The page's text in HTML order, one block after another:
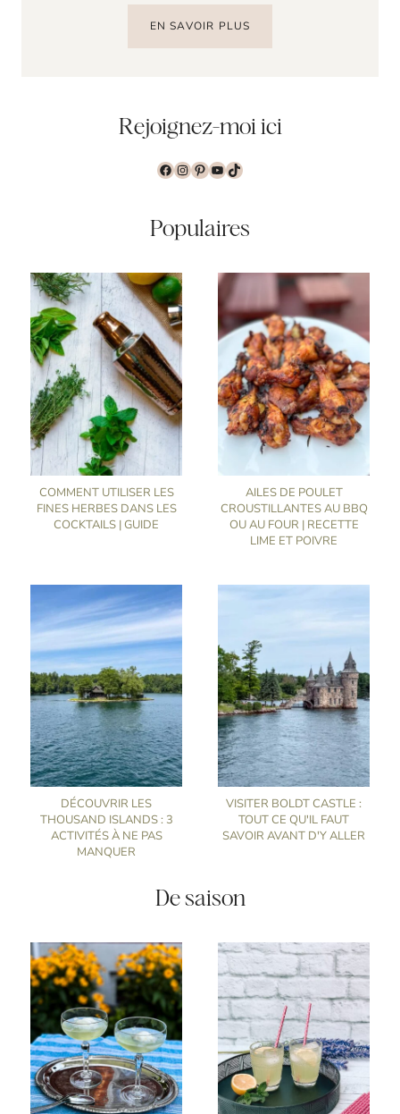
EN SAVOIR PLUS
Rejoignez-moi ici
Facebook InstagramPinterest YouTubeTikTok
Populaires
COMMENT UTILISER LES
FINES HERBES DANS LES
COCKTAILS | GUIDE
AILES DE POULET
CROUSTILLANTES AU BBQ
OU AU FOUR | RECETTE
LIME ET POIVRE
DÉCOUVRIR LES
THOUSAND ISLANDS : 3
ACTIVITÉS À NE PAS
MANQUER
VISITER BOLDT CASTLE :
TOUT CE QU'IL FAUT
SAVOIR AVANT D'Y ALLER
De saison